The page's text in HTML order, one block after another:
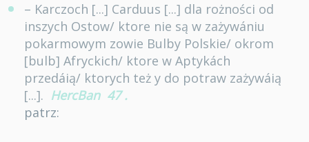
– Karczoch [...] Carduus [...] dla rożności od
inszych Ostow/ ktore nie są w zażywániu
pokarmowym zowie Bulby Polskie/ okrom
[bulb] Afryckich/ ktore w Aptykách
przedáią/ ktorych też y do potraw zażywáią
[...]. HercBan 47 .
patrz: